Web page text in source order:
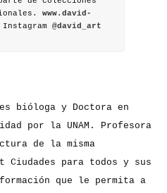
www.david-
@david_art
bióloga y Doctora en
por la UNAM. Profesora
de la misma
para todos y sus
que le permita a